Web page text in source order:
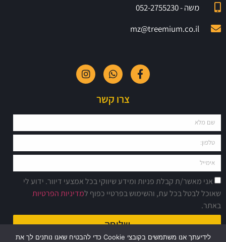
משה - 052-2755230
mz@treemium.co.il
צרו קשר
אני מאשר/ת קבלת פניות ומידע שיווקי בכל אמצעי דיוור. ידוע לי
שאוכל לבטל בכל עת, והשימוש בפרטיי כפוף למדיניות הפרטיות
באתר.
שליחה
לידיעתך אנו משתמשים בקובצי Cookie כדי להבטיח שאנו נותנים לך את